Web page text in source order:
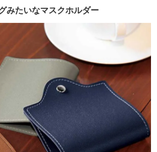
みたいなマスクホルダー